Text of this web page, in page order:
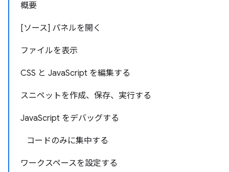
概要
[ソース] パネルを開く
ファイルを表示
CSS と JavaScript を編集する
スニペットを作成、保存、実行する
JavaScript をデバッグする
コードのみに集中する
ワークスペースを設定する